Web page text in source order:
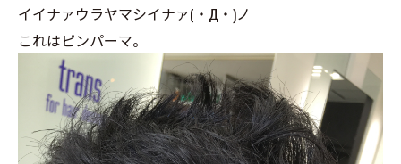
イイナァウラヤマシイナァ(・Д・)ノ
これはピンパーマ。